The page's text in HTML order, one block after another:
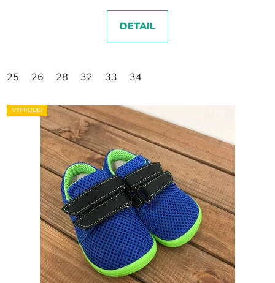
DETAIL
25 26 28 32 33 34
VÝPRODEJ